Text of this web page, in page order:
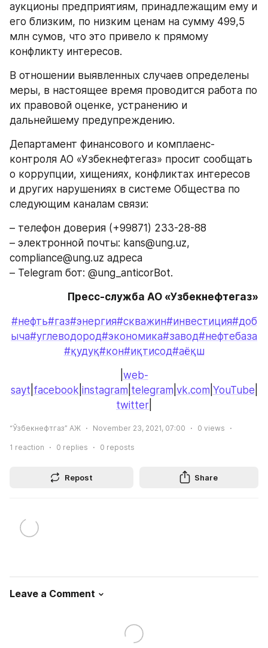
аукционы предприятиям, принадлежащим ему и
его близким, по низким ценам на сумму 499,5
млн сумов, что это привело к прямому
конфликту интересов.
В отношении выявленных случаев определены
меры, в настоящее время проводится работа по
их правовой оценке, устранению и
дальнейшему предупреждению.
Департамент финансового и комплаенс-
контроля АО «Узбекнефтегаз» просит сообщать
о коррупции, хищениях, конфликтах интересов
и других нарушениях в системе Общества по
следующим каналам связи:
– телефон доверия (+99871) 233-28-88
– электронной почты: kans@ung.uz,
compliance@ung.uz адреса
– Telegram бот: @ung_anticorBot.
Пресс-служба АО «Узбекнефтегаз»
#нефть#газ#энергия#скважин#инвестиция#доб
ыча#углеводород#экономика#завод#нефтебаза
#қудуқ#кон#иқтисод#аёқш
web-
sayt facebook instagram telegram vk.com YouTube
twitter
“Ўзбекнефтгаз” АЖ November 23, 2021, 07:00 0 views
1 reaction 0 replies 0 reposts
Repost Share
Leave a Comment